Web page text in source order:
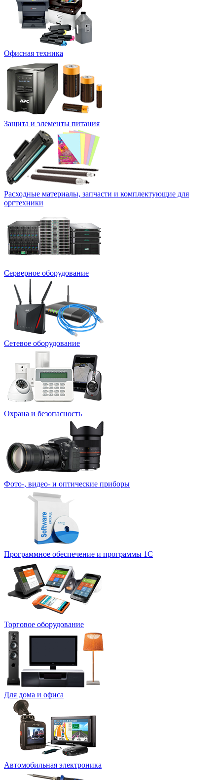
Офисная техника
Защита и элементы питания
Расходные материалы, запчасти и комплектующие для
оргтехники
Серверное оборудование
Сетевое оборудование
Охрана и безопасность
Фото-, видео- и оптические приборы
Программное обеспечение и программы 1С
Торговое оборудование
Для дома и офиса
Автомобильная электроника